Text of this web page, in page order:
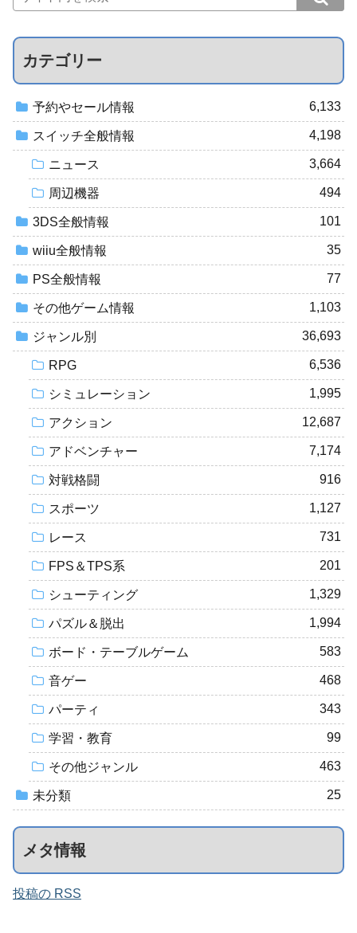
カテゴリー
予約やセール情報 6,133
スイッチ全般情報 4,198
ニュース 3,664
周辺機器 494
3DS全般情報 101
wiiu全般情報 35
PS全般情報 77
その他ゲーム情報 1,103
ジャンル別 36,693
RPG 6,536
シミュレーション 1,995
アクション 12,687
アドベンチャー 7,174
対戦格闘 916
スポーツ 1,127
レース 731
FPS＆TPS系 201
シューティング 1,329
パズル＆脱出 1,994
ボード・テーブルゲーム 583
音ゲー 468
パーティ 343
学習・教育 99
その他ジャンル 463
未分類 25
メタ情報
投稿の RSS